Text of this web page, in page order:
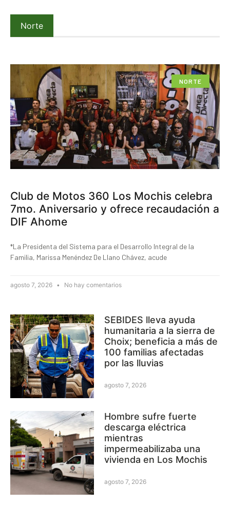
Norte
NORTE
Club de Motos 360 Los Mochis celebra
7mo. Aniversario y ofrece recaudación a
DIF Ahome
*La Presidenta del Sistema para el Desarrollo Integral de la
Familia, Marissa Menéndez De Llano Chávez, acude
agosto 7, 2026 No hay comentarios
SEBIDES lleva ayuda
humanitaria a la sierra de
Choix; beneficia a más de
100 familias afectadas
por las lluvias
agosto 7, 2026
Hombre sufre fuerte
descarga eléctrica
mientras
impermeabilizaba una
vivienda en Los Mochis
agosto 7, 2026